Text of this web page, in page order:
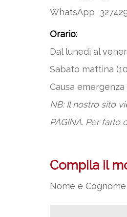
WhatsApp
Orario:
Dal lunedì al
Sabato mattina
Causa
NB: Il nostro sito
PAGINA. Per
Compila il
Nome e